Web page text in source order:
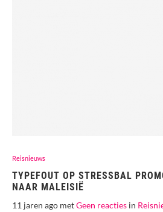
Reisnieuws
TYPEFOUT OP STRESSBAL
NAAR MALEISIË
11 jaren ago metGeen reacties in